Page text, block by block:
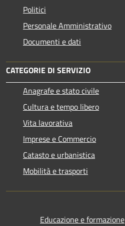
Politici
Personale Amministrativo
Documenti e dati
CATEGORIE DI SERVIZIO
Anagrafe e stato civile
Cultura e tempo libero
Vita lavorativa
Imprese e Commercio
Catasto e urbanistica
Mobilità e trasporti
Educazione e formazione